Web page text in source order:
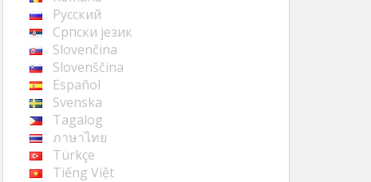
Русский
Cрпски језик
Slovenčina
Slovenščina
Español
Svenska
Tagalog
ภาษาไทย
Türkçe
Tiếng Việt